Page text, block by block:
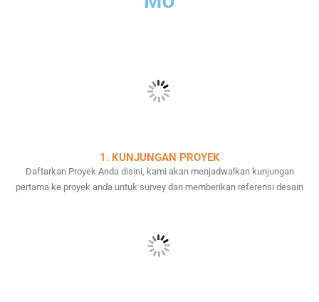
1. KUNJUNGAN PROYEK
Daftarkan Proyek Anda disini, kami akan menjadwalkan kunjungan
pertama ke proyek anda untuk survey dan memberikan referensi desain